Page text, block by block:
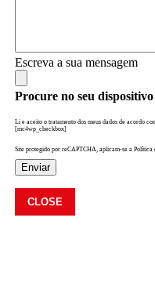
Escreva a sua mensagem
Procure no seu dispositivo
Li e aceito o tratamento dos meus dados de acordo
[mc4wp_checkbox]
Site protegido por reCAPTCHA, aplicam-se a Política
Enviar
CLOSE